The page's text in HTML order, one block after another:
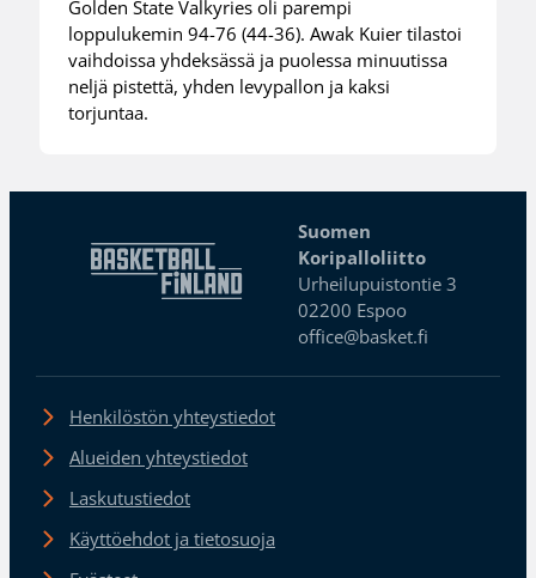
Golden State Valkyries oli parempi
loppulukemin 94-76 (44-36). Awak Kuier tilastoi
vaihdoissa yhdeksässä ja puolessa minuutissa
neljä pistettä, yhden levypallon ja kaksi
torjuntaa.
Suomen
Koripalloliitto
Urheilupuistontie 3
02200 Espoo
office@basket.fi
Henkilöstön yhteystiedot
Alueiden yhteystiedot
Laskutustiedot
Käyttöehdot ja tietosuoja